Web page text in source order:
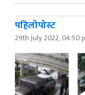
पहिलोपोस्ट
29th July 2022, 04:50